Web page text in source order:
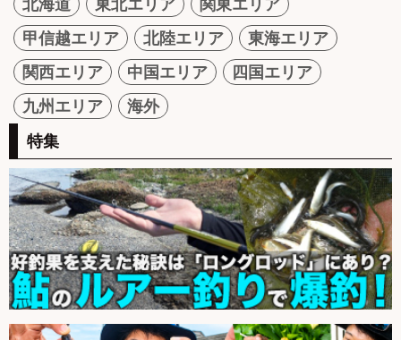
北海道 東北エリア
関東エリア
甲信越エリア
北陸エリア
東海エリア
関西エリア
中国エリア
四国エリア
九州エリア
海外
特集